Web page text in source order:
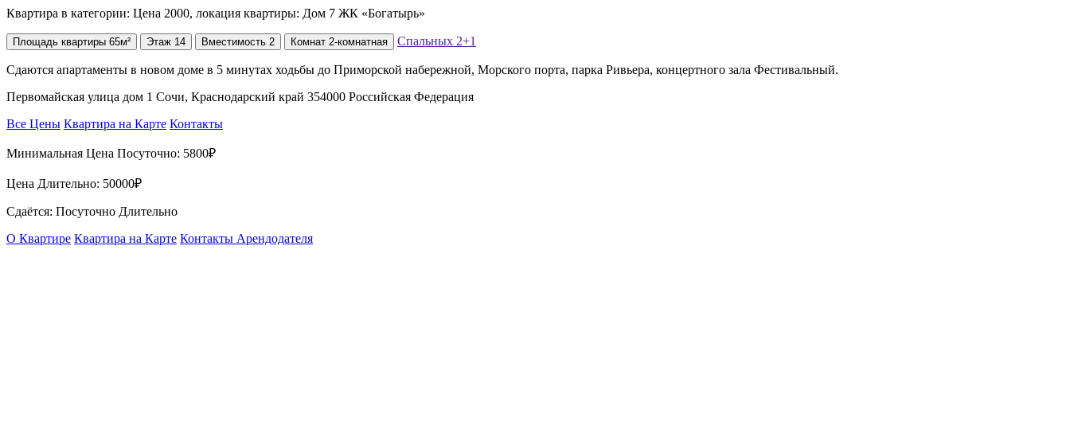
Квартира в категории: Цена 2000, локация квартиры: Дом 7 ЖК «Богатырь»
Площадь квартиры 65м² Этаж 14 Вместимость 2 Комнат 2-комнатная Спальных 2+1
Сдаются апартаменты в новом доме в 5 минутах ходьбы до Приморской набережной, Морского порта, парка Ривьера, концертного зала Фестивальный.
Первомайская улица дом 1 Сочи, Краснодарский край 354000 Российская Федерация
Все Цены Квартира на Карте Контакты
Минимальная Цена Посуточно: 5800₽
Цена Длительно: 50000₽
Сдаётся: Посуточно Длительно
О Квартире Квартира на Карте Контакты Арендодателя